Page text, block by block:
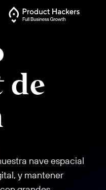
de
nave espacial
y mantener